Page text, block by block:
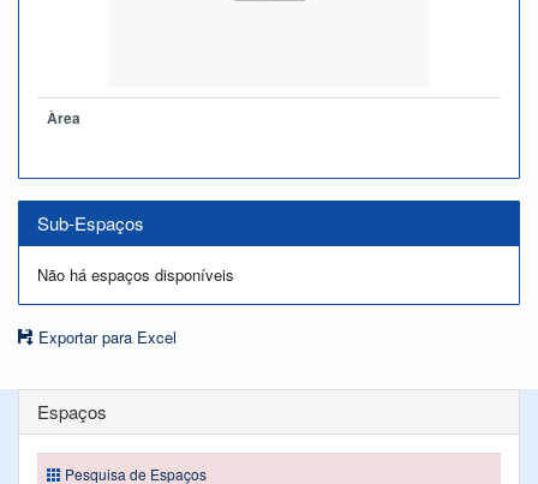
Àrea
Sub-Espaços
Não há espaços disponíveis
Exportar para Excel
Espaços
Pesquisa de Espaços